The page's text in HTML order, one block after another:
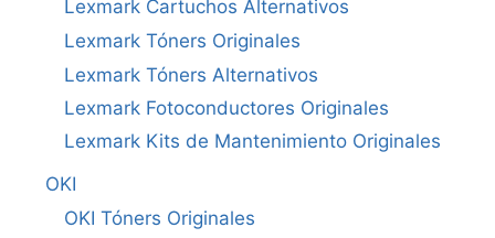
Lexmark Cartuchos Alternativos
Lexmark Tóners Originales
Lexmark Tóners Alternativos
Lexmark Fotoconductores Originales
Lexmark Kits de Mantenimiento Originales
OKI
OKI Tóners Originales